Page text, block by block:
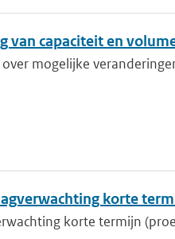
van capaciteit en
mogelijke
korte
korte termijn